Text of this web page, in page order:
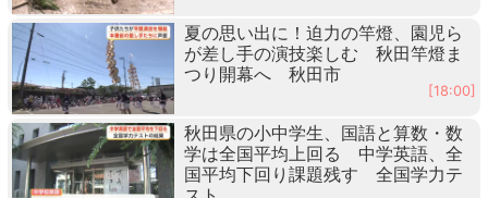
夏の思い出に！迫力の竿燈、園児ら
が差し手の演技楽しむ 秋田竿燈ま
つり開幕へ 秋田市
[18:00]
秋田県の小中学生、国語と算数・数
学は全国平均上回る 中学英語、全
国平均下回り課題残す 全国学力テ